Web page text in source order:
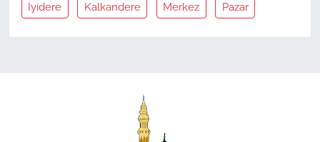
İyidere Kalkandere Merkez Pazar